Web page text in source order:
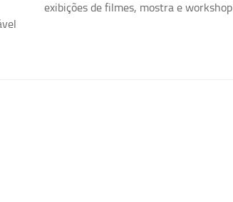
exibições de filmes, mostra e workshop